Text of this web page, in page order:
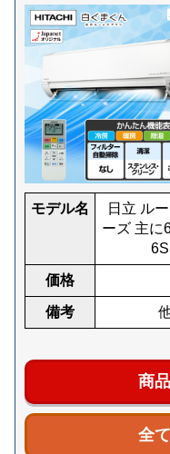
モデル名
日立 ル
ーズ 主に
価格
備考
商
全